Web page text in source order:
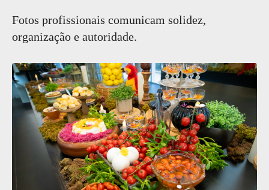
Fotos profissionais comunicam solidez,
organização e autoridade.